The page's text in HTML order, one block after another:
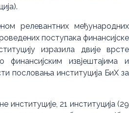
релевантних међународних
поступака финансијске
изразила двије врсте
извјештајима и
пословања институција БиХ за
институције, 21 институција (29